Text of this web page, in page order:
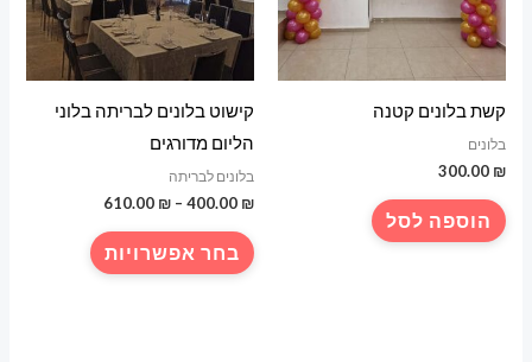
קשת בלונים קטנה
בלונים
300.00 ₪
הוספה לסל
קישוט בלונים לבריתה בלוני
הליום מדורגים
בלונים לבריתה
400.00 ₪
–
610.00 ₪
עד בחר אפשרויות